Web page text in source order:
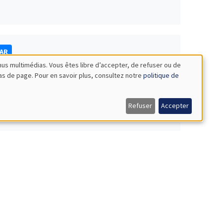
multimédias. Vous êtes libre d’accepter, de refuser ou de
de page. Pour en savoir plus, consultez notre politique de
Refuser Accepter